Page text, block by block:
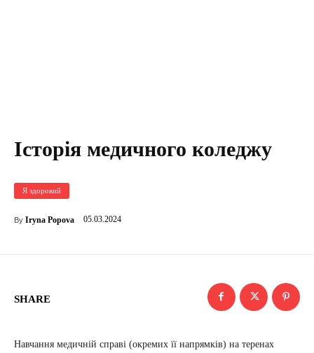
Історія медичного коледжу
Я здоровий
By Iryna Popova 05.03.2024
SHARE
Навчання медичній справі (окремих її напрямків) на теренах